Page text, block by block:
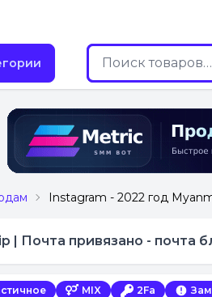
Instagram - 2022 год
| Почта привязано - почта
MIX 2Fa